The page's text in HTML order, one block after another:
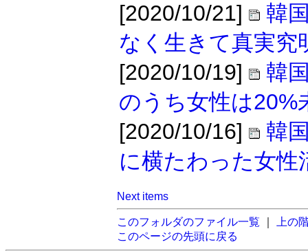
[2020/10/21]
韓
なく生きて真実究
[2020/10/19]
韓
のうち女性は20%
[2020/10/16]
韓
に横たわった女性
Next items
このフォルダのファイル一覧
上の
このページの先頭に戻る